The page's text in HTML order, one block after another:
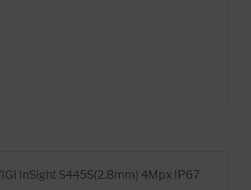
InSight S445S(2.8mm) 4Mpx IP67